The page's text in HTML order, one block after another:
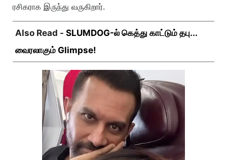
ரசிகராக இருந்து வருகிறார்.
Also Read - SLUMDOG-ல் கெத்து காட்டும் தபு...
வைரலாகும் Glimpse!